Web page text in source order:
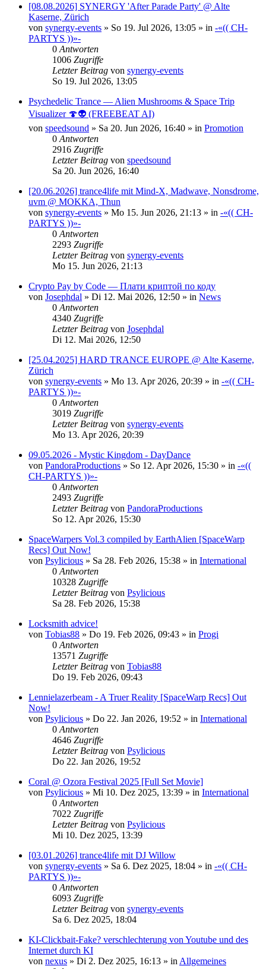
[08.08.2026] SYNERGY 'After Parade Party' @ Alte
Kaserne, Zürich
von synergy-events » So 19. Jul 2026, 13:05 » in -«(( CH-
PARTYS ))»-
0 Antworten
1006 Zugriffe
Letzter Beitrag von synergy-events
So 19. Jul 2026, 13:05
Psychedelic Trance — Alien Mushrooms & Space Trip
Visualizer 🍄👽 (FREEBEAT AI)
von speedsound » Sa 20. Jun 2026, 16:40 » in Promotion
0 Antworten
2916 Zugriffe
Letzter Beitrag von speedsound
Sa 20. Jun 2026, 16:40
[20.06.2026] trance4life mit Mind-X, Madwave, Nonsdrome,
uvm @ MOKKA, Thun
von synergy-events » Mo 15. Jun 2026, 21:13 » in -«(( CH-
PARTYS ))»-
0 Antworten
2293 Zugriffe
Letzter Beitrag von synergy-events
Mo 15. Jun 2026, 21:13
Crypto Pay by Code — Плати криптой по коду
von Josephdal » Di 12. Mai 2026, 12:50 » in News
0 Antworten
4340 Zugriffe
Letzter Beitrag von Josephdal
Di 12. Mai 2026, 12:50
[25.04.2025] HARD TRANCE EUROPE @ Alte Kaserne,
Zürich
von synergy-events » Mo 13. Apr 2026, 20:39 » in -«(( CH-
PARTYS ))»-
0 Antworten
3019 Zugriffe
Letzter Beitrag von synergy-events
Mo 13. Apr 2026, 20:39
09.05.2026 - Mystic Kingdom - DayDance
von PandoraProductions » So 12. Apr 2026, 15:30 » in -«((
CH-PARTYS ))»-
0 Antworten
2493 Zugriffe
Letzter Beitrag von PandoraProductions
So 12. Apr 2026, 15:30
SpaceWarpers Vol.3 compiled by EarthAlien [SpaceWarp
Recs] Out Now!
von Psylicious » Sa 28. Feb 2026, 15:38 » in International
0 Antworten
10328 Zugriffe
Letzter Beitrag von Psylicious
Sa 28. Feb 2026, 15:38
Locksmith advice!
von Tobias88 » Do 19. Feb 2026, 09:43 » in Progi
0 Antworten
13571 Zugriffe
Letzter Beitrag von Tobias88
Do 19. Feb 2026, 09:43
Lennielazerbeam - A Truer Reality [SpaceWarp Recs] Out
Now!
von Psylicious » Do 22. Jan 2026, 19:52 » in International
0 Antworten
4646 Zugriffe
Letzter Beitrag von Psylicious
Do 22. Jan 2026, 19:52
Coral @ Ozora Festival 2025 [Full Set Movie]
von Psylicious » Mi 10. Dez 2025, 13:39 » in International
0 Antworten
7022 Zugriffe
Letzter Beitrag von Psylicious
Mi 10. Dez 2025, 13:39
[03.01.2026] trance4life mit DJ Willow
von synergy-events » Sa 6. Dez 2025, 18:04 » in -«(( CH-
PARTYS ))»-
0 Antworten
6093 Zugriffe
Letzter Beitrag von synergy-events
Sa 6. Dez 2025, 18:04
KI-Clickbait-Fake? verschlechterung von Youtube und des
Internet durch KI
von nexus » Di 2. Dez 2025, 16:13 » in Allgemeines